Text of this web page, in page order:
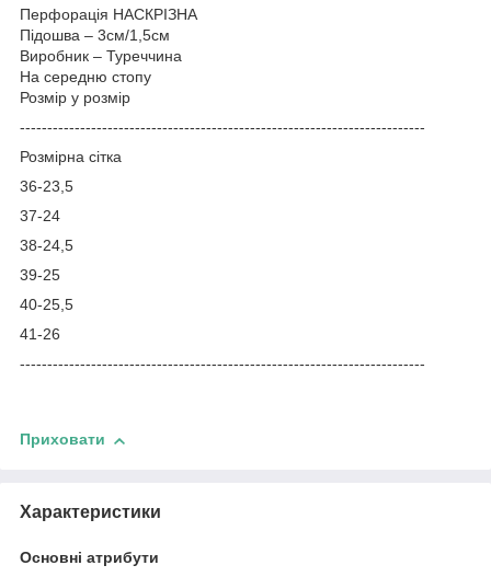
Перфорація НАСКРІЗНА
Підошва – 3см/1,5см
Виробник – Туреччина
На середню стопу
Розмір у розмір
--------------------------------------------------------------------------
Розмірна сітка
36-23,5
37-24
38-24,5
39-25
40-25,5
41-26
--------------------------------------------------------------------------
Приховати
Характеристики
Основні атрибути